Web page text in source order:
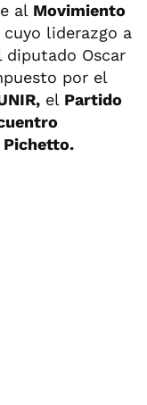
al Movimiento
cuyo liderazgo a
diputado Oscar
por el
el Partido
Pichetto.